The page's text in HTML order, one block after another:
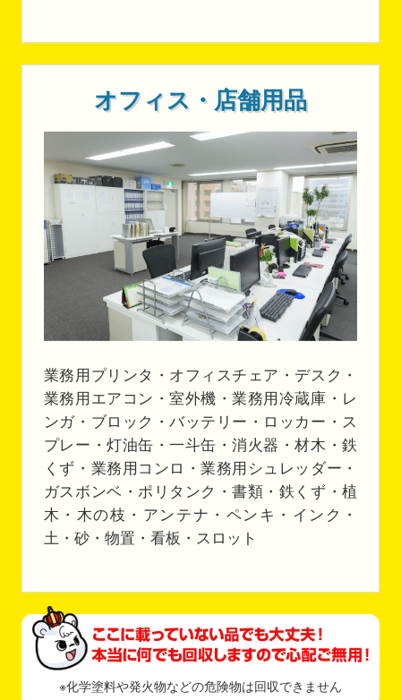
オフィス・店舗用品
業務用プリンタ・オフィスチェア・デスク・
業務用エアコン・室外機・業務用冷蔵庫・レ
ンガ・ブロック・バッテリー・ロッカー・ス
プレー・灯油缶・一斗缶・消火器・材木・鉄
くず・業務用コンロ・業務用シュレッダー・
ガスボンベ・ポリタンク・書類・鉄くず・植
木・木の枝・アンテナ・ペンキ・インク・
土・砂・物置・看板・スロット
※化学塗料や発火物などの危険物は回収できません